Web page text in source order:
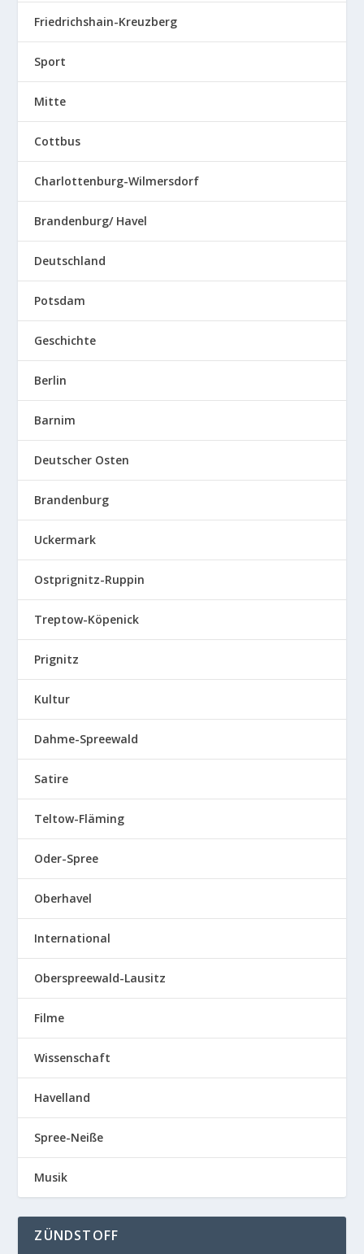
Friedrichshain-Kreuzberg
Sport
Mitte
Cottbus
Charlottenburg-Wilmersdorf
Brandenburg/ Havel
Deutschland
Potsdam
Geschichte
Berlin
Barnim
Deutscher Osten
Brandenburg
Uckermark
Ostprignitz-Ruppin
Treptow-Köpenick
Prignitz
Kultur
Dahme-Spreewald
Satire
Teltow-Fläming
Oder-Spree
Oberhavel
International
Oberspreewald-Lausitz
Filme
Wissenschaft
Havelland
Spree-Neiße
Musik
ZÜNDSTOFF